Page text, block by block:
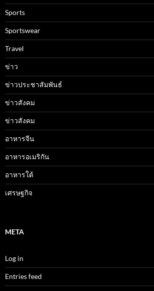
Sports
Sportswear
Travel
ข่าว
ข่าวประชาสัมพันธ์
ข่าวสังคม
ข่าวสังคม
อาหารจีน
อาหารอเมริกัน
อาหารใต้
เศรษฐกิจ
META
Log in
Entries feed